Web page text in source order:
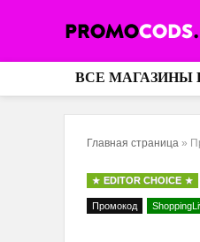
ВСЕ МАГАЗИНЫ
Главная страница »
EDITOR CHOICE
Промокод